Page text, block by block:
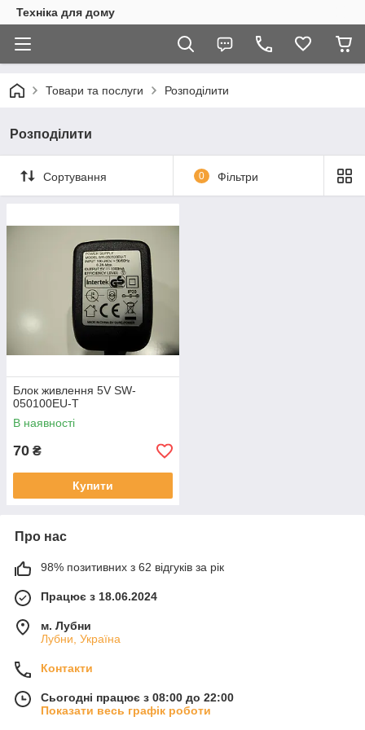
Техніка для дому
Товари та послуги Розподілити
Розподілити
Сортування 0 Фільтри
Блок живлення 5V SW-
050100EU-T
В наявності
70 ₴
Купити
Про нас
98% позитивних з 62 відгуків за рік
Працює з 18.06.2024
м. Лубни
Лубни, Україна
Контакти
Сьогодні працює з 08:00 до 22:00
Показати весь графік роботи